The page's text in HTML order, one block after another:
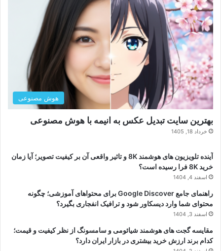
نوشته های تازه
هوش مصنوعی
خرداد 18, 1405
خرید 8K فرا رسیده است؟
اسفند 4, 1404
محتوای شما وارد دیسکاور شود و ترافیک انفجاری بگیرد؟
اسفند 3, 1404